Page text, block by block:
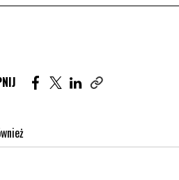
Udostępnij artykuł na
Udostępnij artykuł na
Udostępnij artykuł